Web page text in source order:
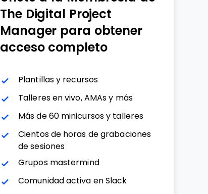
The Digital Project
Manager para obtener
acceso completo
Plantillas y recursos
Talleres en vivo, AMAs y más
Más de 60 minicursos y talleres
Cientos de horas de grabaciones
de sesiones
Grupos mastermind
Comunidad activa en Slack